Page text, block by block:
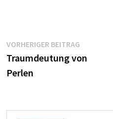
Beitragsnavigation
VORHERIGER BEITRAGVorheriger
Beitrag:
Traumdeutung von
Perlen